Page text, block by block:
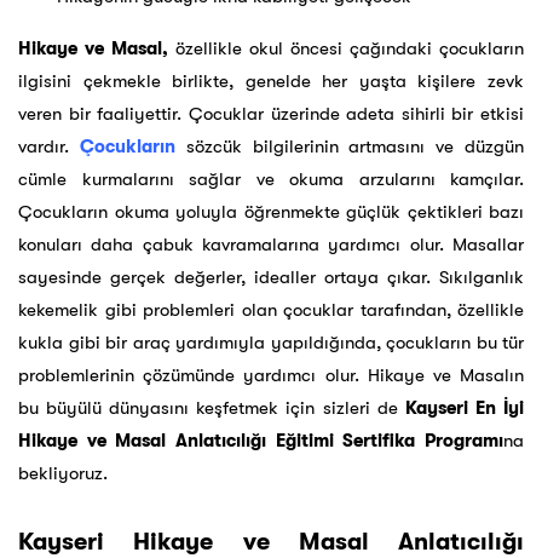
Hikaye ve Masal, özellikle okul öncesi çağındaki çocukların
ilgisini çekmekle birlikte, genelde her yaşta kişilere zevk
veren bir faaliyettir. Çocuklar üzerinde adeta sihirli bir etkisi
vardır. Çocukların sözcük bilgilerinin artmasını ve düzgün
cümle kurmalarını sağlar ve okuma arzularını kamçılar.
Çocukların okuma yoluyla öğrenmekte güçlük çektikleri bazı
konuları daha çabuk kavramalarına yardımcı olur. Masallar
sayesinde gerçek değerler, idealler ortaya çıkar. Sıkılganlık
kekemelik gibi problemleri olan çocuklar tarafından, özellikle
kukla gibi bir araç yardımıyla yapıldığında, çocukların bu tür
problemlerinin çözümünde yardımcı olur. Hikaye ve Masalın
bu büyülü dünyasını keşfetmek için sizleri de Kayseri En İyi
Hikaye ve Masal Anlatıcılığı Eğitimi Sertifika Programına
bekliyoruz.
Kayseri Hikaye ve Masal Anlatıcılığı